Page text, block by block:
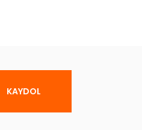
KAYDOL